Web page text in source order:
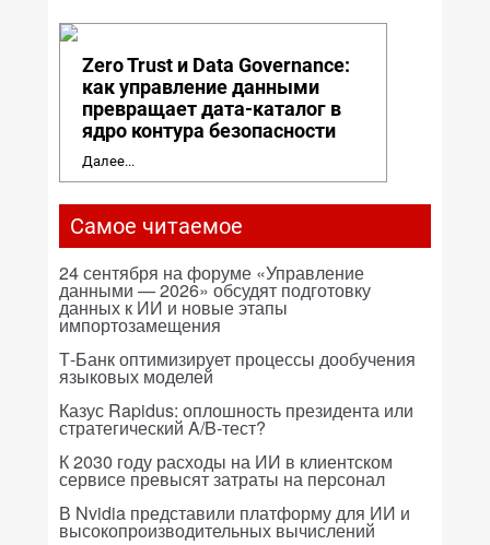
Zero Trust и Data Governance:
как управление данными
превращает дата-каталог в
ядро контура безопасности
Далее...
Самое читаемое
24 сентября на форуме «Управление
данными — 2026» обсудят подготовку
данных к ИИ и новые этапы
импортозамещения
Т-Банк оптимизирует процессы дообучения
языковых моделей
Казус Rapidus: оплошность президента или
стратегический A/B-тест?
К 2030 году расходы на ИИ в клиентском
сервисе превысят затраты на персонал
В Nvidia представили платформу для ИИ и
высокопроизводительных вычислений